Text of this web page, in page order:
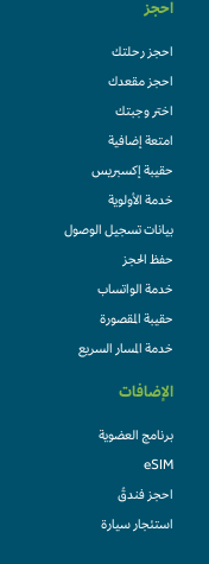
احجز
احجز رحلتك
احجز مقعدك
اختر وجبتك
امتعة إضافية
حقيبة إكسبريس
خدمة الأولوية
بيانات تسجيل الوصول
حفظ الحجز
خدمة الواتساب
حقيبة المقصورة
خدمة المسار السريع
الإضافات
برنامج العضوية
eSIM
احجز فندقً
استئجار سيارة